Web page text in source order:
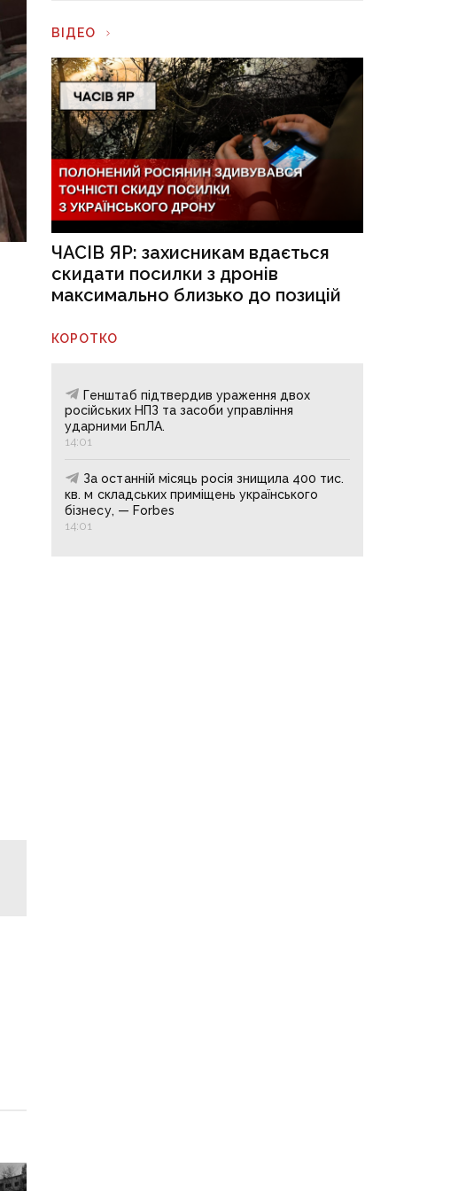
ВІДЕО
ЧАСІВ ЯР: захисникам вдається
скидати посилки з дронів
максимально близько до позицій
КОРОТКО
Генштаб підтвердив ураження двох
російських НПЗ та засоби управління
ударними БпЛА.
14:01
За останній місяць росія знищила 400 тис.
кв. м складських приміщень українського
бізнесу, — Forbes
14:01